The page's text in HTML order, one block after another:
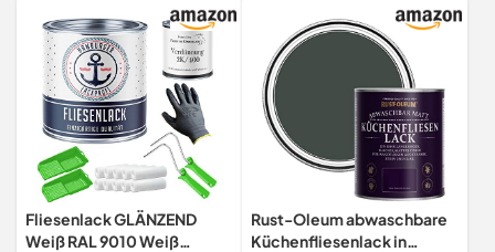
Duschwanne und
Waschbecken
Fliesenlack GLÄNZEND
Weiß RAL 9010 Weiß
Rust-Oleum abwaschbare
Küchenfliesenlack in